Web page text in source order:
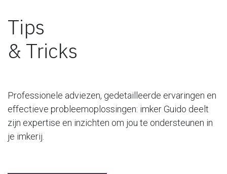
Tips
& Tricks
Professionele adviezen, gedetailleerde ervaringen en
effectieve probleemoplossingen: imker Guido deelt
zijn expertise en inzichten om jou te ondersteunen in
je imkerij.